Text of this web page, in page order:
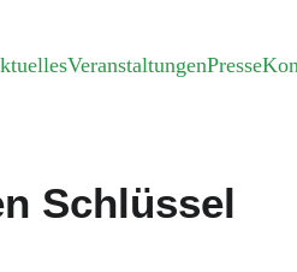
VeranstaltungenPresse
Schlüssel